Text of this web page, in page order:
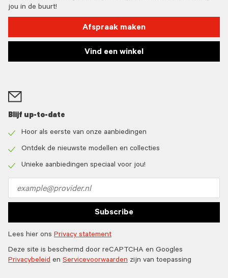
jou in de buurt!
Afspraak maken
Vind een winkel
Blijf up-to-date
icon
Hoor als eerste van onze aanbiedingen
icon
Ontdek de nieuwste modellen en collecties
Unieke aanbiedingen speciaal voor jou!
address
Subscribe
Lees hier ons Privacy statement
Deze site is beschermd door reCAPTCHA en Googles
Privacybeleid en Servicevoorwaarden zijn van toepassing